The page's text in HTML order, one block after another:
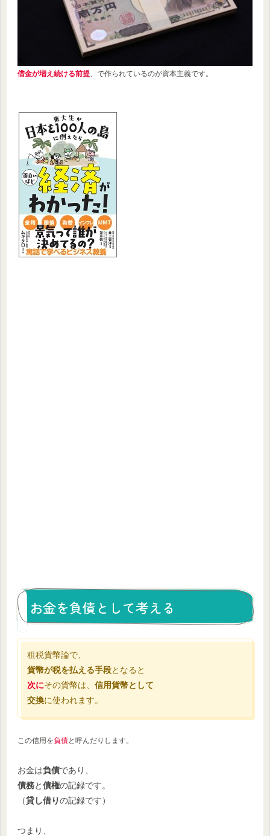
借金が増え続ける前提 、で作られているのが資本主義です。
お金を負債として考える
租税貨幣論で、
貨幣が税を払える手段となると
次にその貨幣は、 信用貨幣として
交換に使われます。
この信用を負債と呼んだりします。
お金は負債であり、
債務と債権の記録です。
（貸し借りの記録です）
つまり、